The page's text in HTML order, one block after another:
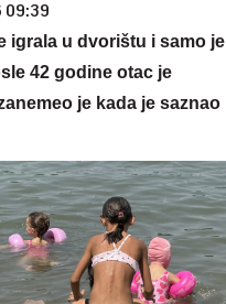
09:39
igrala u dvorištu i samo je
42 godine otac je
je kada je saznao